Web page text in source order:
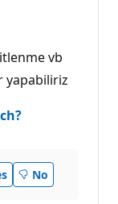
vb
yapabiliriz
No